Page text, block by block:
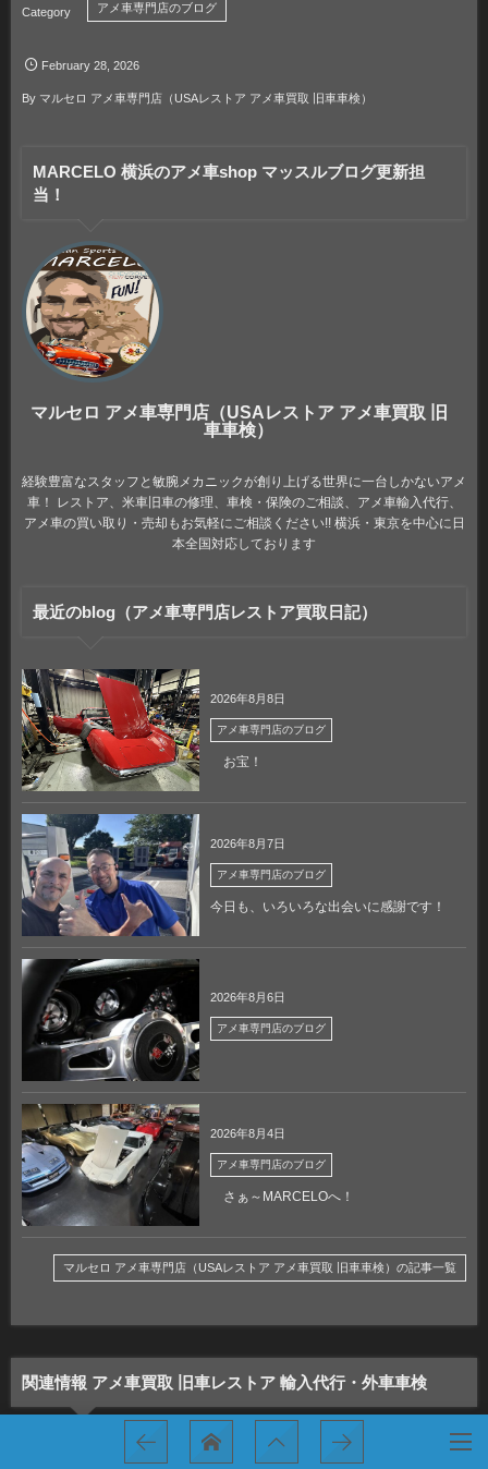
アメ車専門店のブログ
February 28 ,2026
By マルセロ アメ車専門店（USAレストア アメ車買取 旧車車検）
MARCELO 横浜のアメ車shop マッスルブログ更新担
当！
マルセロ アメ車専門店（USAレストア アメ車買取 旧
車車検）
経験豊富なスタッフと敏腕メカニックが創り上げる世界に一台しかないアメ
車！ レストア、米車旧車の修理、車検・保険のご相談、アメ車輸入代行、
アメ車の買い取り・売却もお気軽にご相談ください!! 横浜・東京を中心に日
本全国対応しております
最近のblog（アメ車専門店レストア買取日記）
2026年8月8日
アメ車専門店のブログ
お宝！
2026年8月7日
アメ車専門店のブログ
今日も、いろいろな出会いに感謝です！
2026年8月6日
アメ車専門店のブログ
2026年8月4日
アメ車専門店のブログ
さぁ～MARCELOへ！
マルセロ アメ車専門店（USAレストア アメ車買取 旧車車検）の記事一覧
関連情報 アメ車買取 旧車レストア 輸入代行・外車車検